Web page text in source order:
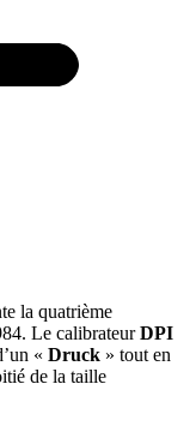
la quatrième
Le calibrateurDPI
« Druck » tout en
de la taille